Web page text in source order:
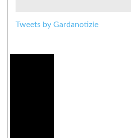
Tweets by Gardanotizie